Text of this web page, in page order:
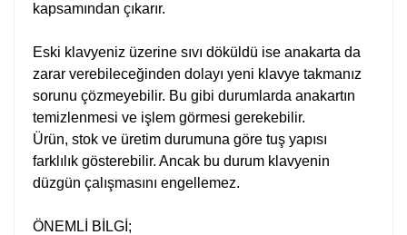
kapsamından çıkarır.
Eski klavyeniz üzerine sıvı döküldü ise anakarta da
zarar verebileceğinden dolayı yeni klavye takmanız
sorunu çözmeyebilir. Bu gibi durumlarda anakartın
temizlenmesi ve işlem görmesi gerekebilir.
Ürün, stok ve üretim durumuna göre tuş yapısı
farklılık gösterebilir. Ancak bu durum klavyenin
düzgün çalışmasını engellemez.
ÖNEMLİ BİLGİ;